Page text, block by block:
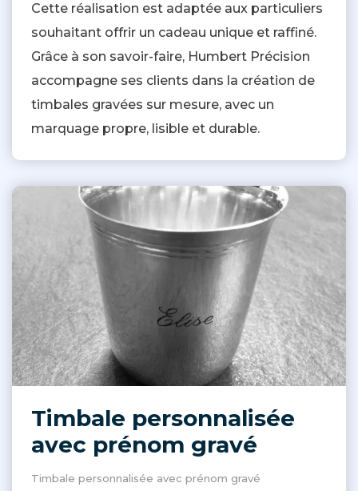
Cette réalisation est adaptée aux particuliers
souhaitant offrir un cadeau unique et raffiné.
Grâce à son savoir-faire, Humbert Précision
accompagne ses clients dans la création de
timbales gravées sur mesure, avec un
marquage propre, lisible et durable.
Timbale personnalisée
avec prénom gravé
Timbale personnalisée avec prénom gravé